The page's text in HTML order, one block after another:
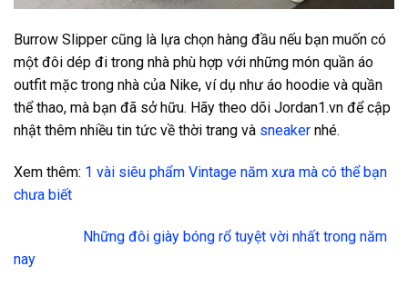
Burrow Slipper cũng là lựa chọn hàng đầu nếu bạn muốn có
một đôi dép đi trong nhà phù hợp với những món quần áo
outfit mặc trong nhà của Nike, ví dụ như áo hoodie và quần
thể thao, mà bạn đã sở hữu. Hãy theo dõi Jordan1.vn để cập
nhật thêm nhiều tin tức về thời trang và sneaker nhé.
Xem thêm: 1 vài siêu phẩm Vintage năm xưa mà có thể bạn
chưa biết
Những đôi giày bóng rổ tuyệt vời nhất trong năm
nay